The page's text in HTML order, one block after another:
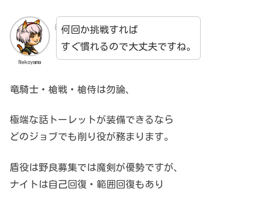
Nekoyama
何回か挑戦すれば
すぐ慣れるので大丈夫ですね。
竜騎士・槍戦・槍侍は勿論、
極端な話トーレットが装備できるなら
どのジョブでも削り役が務まります。
盾役は野良募集では魔剣が優勢ですが、
ナイトは自己回復・範囲回復もあり